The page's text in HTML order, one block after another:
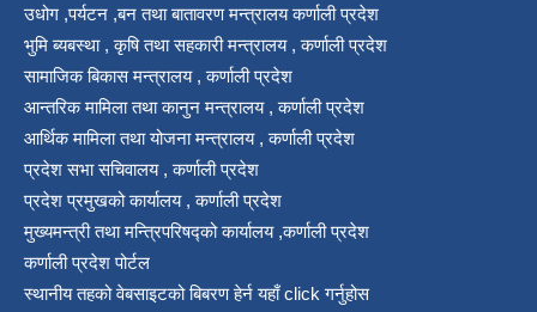
उधोग ,पर्यटन ,बन तथा बातावरण मन्त्रालय कर्णाली प्रदेश
भुमि ब्यबस्था , कृषि तथा सहकारी मन्त्रालय , कर्णाली प्रदेश
सामाजिक बिकास मन्त्रालय , कर्णाली प्रदेश
आन्तरिक मामिला तथा कानुन मन्त्रालय , कर्णाली प्रदेश
आर्थिक मामिला तथा योजना मन्त्रालय , कर्णाली प्रदेश
प्रदेश सभा सचिवालय , कर्णाली प्रदेश
प्रदेश प्रमुखको कार्यालय , कर्णाली प्रदेश
मुख्यमन्त्री तथा मन्त्रिपरिषद्को कार्यालय ,कर्णाली प्रदेश
कर्णाली प्रदेश पोर्टल
स्थानीय तहको वेबसाइटको बिबरण हेर्न यहाँ click गर्नुहोस